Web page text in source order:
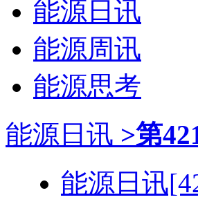
能源日讯
能源周讯
能源思考
能源日讯 >第
能源日讯